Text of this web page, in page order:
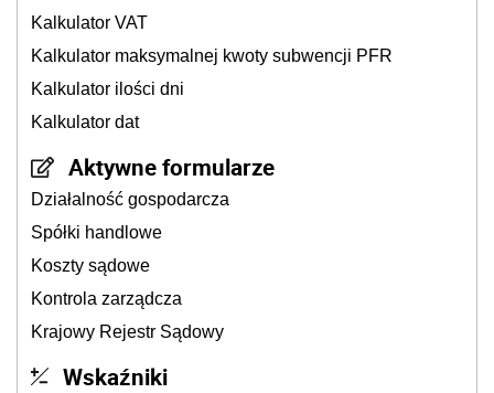
Kalkulator VAT
Kalkulator maksymalnej kwoty subwencji PFR
Kalkulator ilości dni
Kalkulator dat
Aktywne formularze
Działalność gospodarcza
Spółki handlowe
Koszty sądowe
Kontrola zarządcza
Krajowy Rejestr Sądowy
Wskaźniki